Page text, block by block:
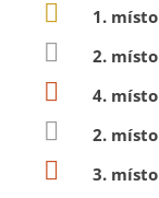
1. místo
2. místo
4. místo
2. místo
3. místo